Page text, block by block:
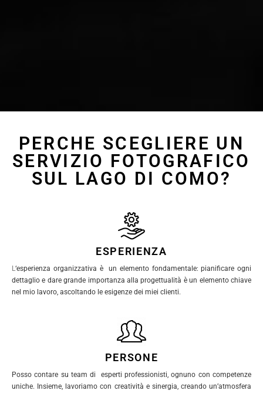
PERCHE SCEGLIERE UN
SERVIZIO FOTOGRAFICO
SUL LAGO DI COMO?
ESPERIENZA
L‘esperienza organizzativa è un elemento fondamentale: pianificare ogni
dettaglio e dare grande importanza alla progettualità è un elemento chiave
nel mio lavoro, ascoltando le esigenze dei miei clienti.
PERSONE
Posso contare su team di esperti professionisti, ognuno con competenze
uniche. Insieme, lavoriamo con creatività e sinergia, creando un’atmosfera